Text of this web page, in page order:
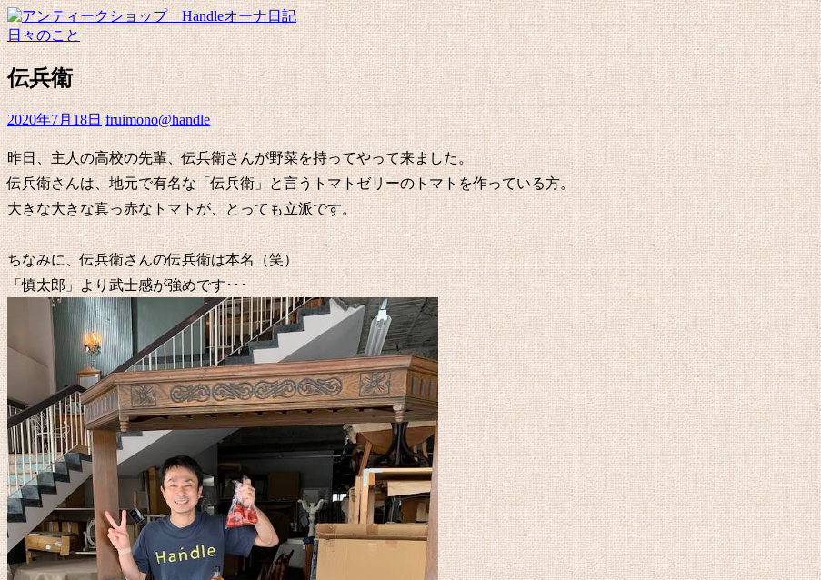
日々のこと
伝兵衛
2020年7月18日 fruimono@handle
昨日、主人の高校の先輩、伝兵衛さんが野菜を持ってやって来ました。
伝兵衛さんは、地元で有名な「伝兵衛」と言うトマトゼリーのトマトを作っている方。
大きな大きな真っ赤なトマトが、とっても立派です。
ちなみに、伝兵衛さんの伝兵衛は本名（笑）
「慎太郎」より武士感が強めです･･･